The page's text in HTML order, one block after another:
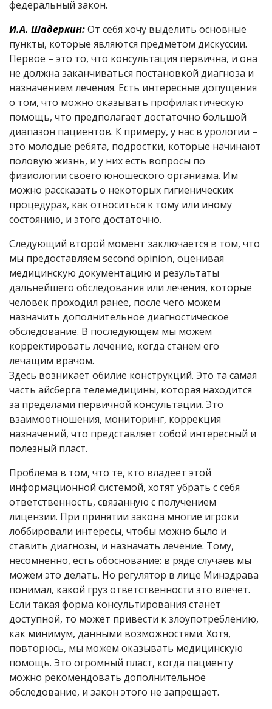
федеральный закон.
И.А. Шадеркин:От себя хочу выделить основные
пункты, которые являются предметом дискуссии.
Первое – это то, что консультация первична, и она
не должна заканчиваться постановкой диагноза и
назначением лечения. Есть интересные допущения
о том, что можно оказывать профилактическую
помощь, что предполагает достаточно большой
диапазон пациентов. К примеру, у нас в урологии –
это молодые ребята, подростки, которые начинают
половую жизнь, и у них есть вопросы по
физиологии своего юношеского организма. Им
можно рассказать о некоторых гигиенических
процедурах, как относиться к тому или иному
состоянию, и этого достаточно.
Следующий второй момент заключается в том, что
мы предоставляем second opinion, оценивая
медицинскую документацию и результаты
дальнейшего обследования или лечения, которые
человек проходил ранее, после чего можем
назначить дополнительное диагностическое
обследование. В последующем мы можем
корректировать лечение, когда станем его
лечащим врачом.
Здесь возникает обилие конструкций. Это та самая
часть айсберга телемедицины, которая находится
за пределами первичной консультации. Это
взаимоотношения, мониторинг, коррекция
назначений, что представляет собой интересный и
полезный пласт.
Проблема в том, что те, кто владеет этой
информационной системой, хотят убрать с себя
ответственность, связанную с получением
лицензии. При принятии закона многие игроки
лоббировали интересы, чтобы можно было и
ставить диагнозы, и назначать лечение. Тому,
несомненно, есть обоснование: в ряде случаев мы
можем это делать. Но регулятор в лице Минздрава
понимал, какой груз ответственности это влечет.
Если такая форма консультирования станет
доступной, то может привести к злоупотреблению,
как минимум, данными возможностями. Хотя,
повторюсь, мы можем оказывать медицинскую
помощь. Это огромный пласт, когда пациенту
можно рекомендовать дополнительное
обследование, и закон этого не запрещает.